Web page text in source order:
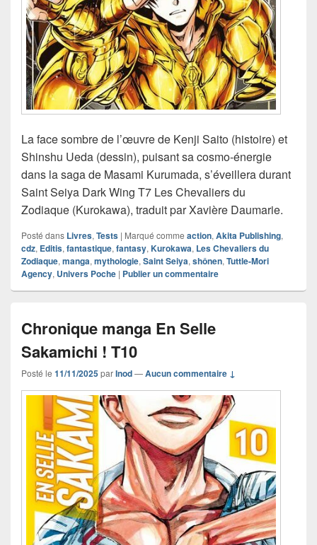
La face sombre de l’œuvre de Kenji Saito (histoire) et
Shinshu Ueda (dessin), puisant sa cosmo-énergie
dans la saga de Masami Kurumada, s’éveillera durant
Saint Seiya Dark Wing T7 Les Chevaliers du
Zodiaque (Kurokawa), traduit par Xavière Daumarie.
Posté dans Livres, Tests | Marqué comme action, Akita Publishing,
cdz, Editis, fantastique, fantasy, Kurokawa, Les Chevaliers du
Zodiaque, manga, mythologie, Saint Seiya, shônen, Tuttle-Mori
Agency, Univers Poche | Publier un commentaire
Chronique manga En Selle
Sakamichi ! T10
Posté le 11/11/2025parInod—Aucun commentaire ↓